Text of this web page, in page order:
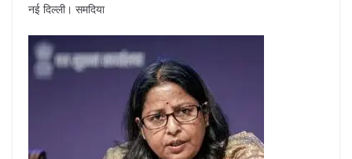
नई दिल्ली। समदिया